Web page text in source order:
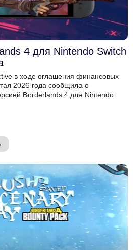
4 для Nintendo Switch
в ходе оглашения финансовых
2026 года сообщила о
Borderlands 4 для Nintendo